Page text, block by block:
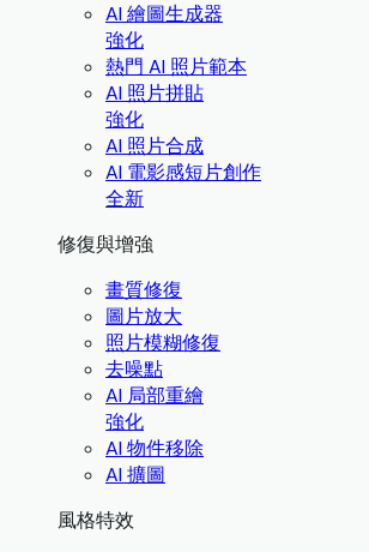
AI 繪圖生成器
強化
熱門 AI 照片範本
AI 照片拼貼
強化
AI 照片合成
AI 電影感短片創作
全新
修復與增強
畫質修復
圖片放大
照片模糊修復
去噪點
AI 局部重繪
強化
AI 物件移除
AI 擴圖
風格特效